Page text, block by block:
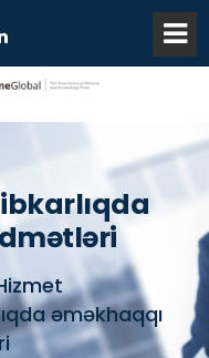
əməkhaqqı